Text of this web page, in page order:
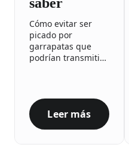
saber
Cómo evitar ser
picado por
garrapatas que
podrían transmitir
Enfermedad
Leer más